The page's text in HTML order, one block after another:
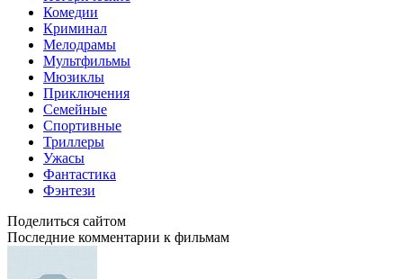
Комедии
Криминал
Мелодрамы
Мультфильмы
Мюзиклы
Приключения
Семейные
Спортивные
Триллеры
Ужасы
Фантастика
Фэнтези
Поделиться сайтом
Последние комментарии к фильмам